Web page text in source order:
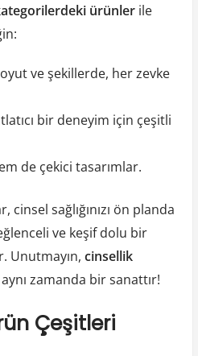
ürünlerile
ve şekillerde, her zevke
bir deneyim için çeşitli
de çekici tasarımlar.
cinsel sağlığınızı ön planda
ve keşif dolu bir
Unutmayın, cinsellik
zamanda bir sanattır!
Çeşitleri